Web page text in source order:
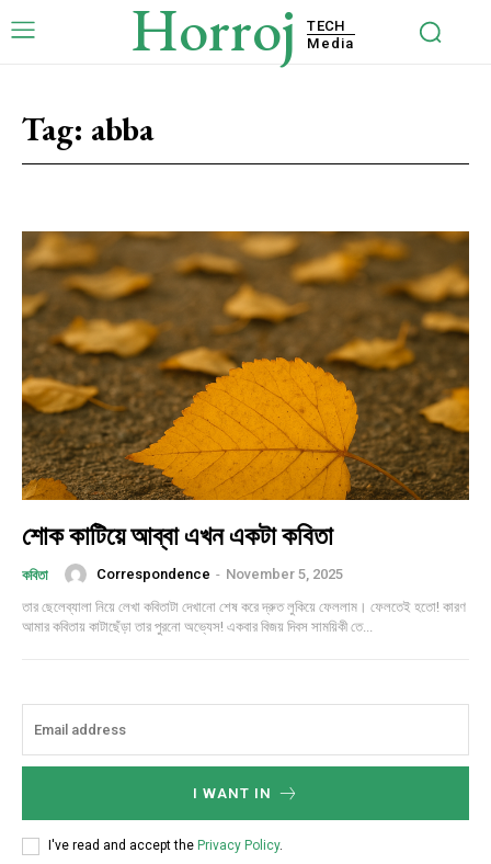
Horroj
TECH
Media
Tag: abba
শোক কাটিয়ে আব্বা এখন একটা কবিতা
কবিতা Correspondence - November 5, 2025
তার ছেলেব্যালা নিয়ে লেখা কবিতাটা দেখানো শেষ করে দ্রুত লুকিয়ে ফেললাম। ফেলতেই হতো! কারণ
আমার কবিতায় কাটাছেঁড়া তার পুরনো অভ্যেস! একবার বিজয় দিবস সাময়িকী তে...
I WANT IN
I've read and accept the Privacy Policy.